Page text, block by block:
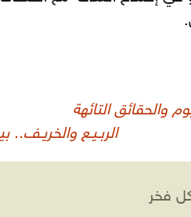
والحقائق التائهة
الربـيـع والخريـف..